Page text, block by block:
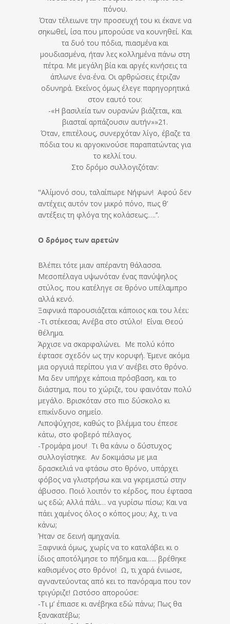
πόνου.
Όταν τέλειωνε την προσευχή του κι έκανε να
σηκωθεί, ίσα που μπορούσε να κουνηθεί. Και
τα δυό του πόδια, πιασμένα και
μουδιασμένα, ήταν λες κολλημένα πάνω στη
πέτρα. Με μεγάλη βία και αργές κινήσεις τα
άπλωνε ένα-ένα. Οι αρθρώσεις έτριζαν
οδυνηρά. Εκείνος όμως έλεγε παρηγορητικά
στον εαυτό του:
-«Η βασιλεία των ουρανών βιάζεται, και
βιασταί αρπάζουσιν αυτήν»»21.
Όταν, επιτέλους, συνερχόταν λίγο, έβαζε τα
πόδια του κι αργοκινούσε παραπατώντας για
το κελλί του.
Στο δρόμο συλλογιζόταν:
‟Αλίμονό σου, ταλαίπωρε Νήφων! Αφού δεν
αντέχεις αυτόν τον μικρό πόνο, πως θ’
αντέξεις τη φλόγα της κολάσεως;….’’.
Ο δρόμος των αρετών
Βλέπει τότε μιαν απέραντη θάλασσα.
Μεσοπέλαγα υψωνόταν ένας πανύψηλος
στύλος, που κατέληγε σε θρόνο υπέλαμπρο
αλλά κενό.
Ξαφνικά παρουσιάζεται κάποιος και του λέει:
-Τι στέκεσαι; Ανέβα στο στύλο! Είναι Θεού
θέλημα.
Άρχισε να σκαρφαλώνει. Με πολύ κόπο
έφτασε σχεδόν ως την κορυφή. Έμενε ακόμα
μια οργυιά περίπου για ν’ ανέβει στο θρόνο.
Μα δεν υπήρχε κάποια πρόσβαση, και το
διάστημα, που το χώριζε, του φαινόταν πολύ
μεγάλο. Βρισκόταν στο πιο δύσκολο κι
επικίνδυνο σημείο.
Λιποψύχησε, καθώς το βλέμμα του έπεσε
κάτω, στο φοβερό πέλαγος.
-Τρομάρα μου! Τι θα κάνω ο δύστυχος;
συλλογίστηκε. Αν δοκιμάσω με μια
δρασκελιά να φτάσω στο θρόνο, υπάρχει
φόβος να γλιστρήσω και να γκρεμιστώ στην
άβυσσο. Ποιό λοιπόν το κέρδος, που έφτασα
ως εδώ; Αλλά πάλι… να γυρίσω πίσω; Και να
πάει χαμένος όλος ο κόπος μου; Αχ, τι να
κάνω;
Ήταν σε δεινή αμηχανία.
Ξαφνικά όμως, χωρίς να το καταλάβει κι ο
ίδιος αποτόλμησε το πήδημα και….. βρέθηκε
καθισμένος στο θρόνο! Ω, τι χαρά ένιωσε,
αγναντεύοντας από κει το πανόραμα που τον
τριγύριζε! Ωστόσο απορούσε:
-Τι μ’ έπιασε κι ανέβηκα εδώ πάνω; Πως θα
ξανακατέβω;